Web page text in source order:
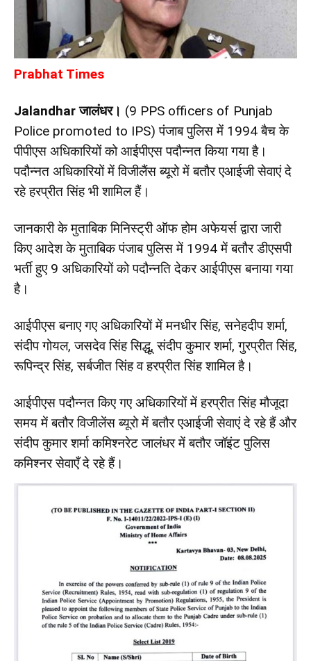
Prabhat Times
Jalandhar जालंधर। (9 PPS officers of Punjab
Police promoted to IPS)पंजाब पुलिस में 1994 बैच के
पीपीएस अधिकारियों को आईपीएस पदौन्नत किया गया है।
पदौन्नत अधिकारियों में विजीलैंस ब्यूरो में बतौर एआईजी सेवाएं दे
रहे हरप्रीत सिंह भी शामिल हैं।
जानकारी के मुताबिक मिनिस्ट्री ऑफ होम अफेयर्स द्वारा जारी
किए आदेश के मुताबिक पंजाब पुलिस में 1994 में बतौर डीएसपी
भर्ती हुए 9 अधिकारियों को पदौन्नति देकर आईपीएस बनाया गया
है।
आईपीएस बनाए गए अधिकारियों में मनधीर सिंह, सनेहदीप शर्मा,
संदीप गोयल, जसदेव सिंह सिद्धू, संदीप कुमार शर्मा, गुरप्रीत सिंह,
रूपिन्द्र सिंह, सर्बजीत सिंह व हरप्रीत सिंह शामिल है।
आईपीएस पदौन्नत किए गए अधिकारियों में हरप्रीत सिंह मौजूदा
समय में बतौर विजीलेंस ब्यूरो में बतौर एआईजी सेवाएं दे रहे हैं और
संदीप कुमार शर्मा कमिश्नरेट जालंधर में बतौर जॉइंट पुलिस
कमिश्नर सेवाएँ दे रहे हैं।